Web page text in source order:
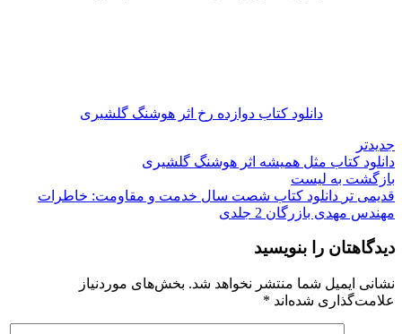
دانلود کتاب دوازده رخ اثر هوشنگ گلشیری
جدیدتر
دانلود کتاب مثل همیشه اثر هوشنگ گلشیری
بازگشت به لیست
قدیمی تر دانلود کتاب شصت سال خدمت و مقاومت: خاطرات
مهندس مهدی بازرگان 2 جلدی
دیدگاهتان را بنویسید
نشانی ایمیل شما منتشر نخواهد شد. بخش‌های موردنیاز
علامت‌گذاری شده‌اند *